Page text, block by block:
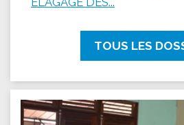
TOUS LES